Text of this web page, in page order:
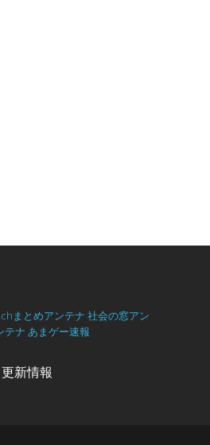
まとめアンテナ 社会の窓アン
テナ あまゲー速報
新情報